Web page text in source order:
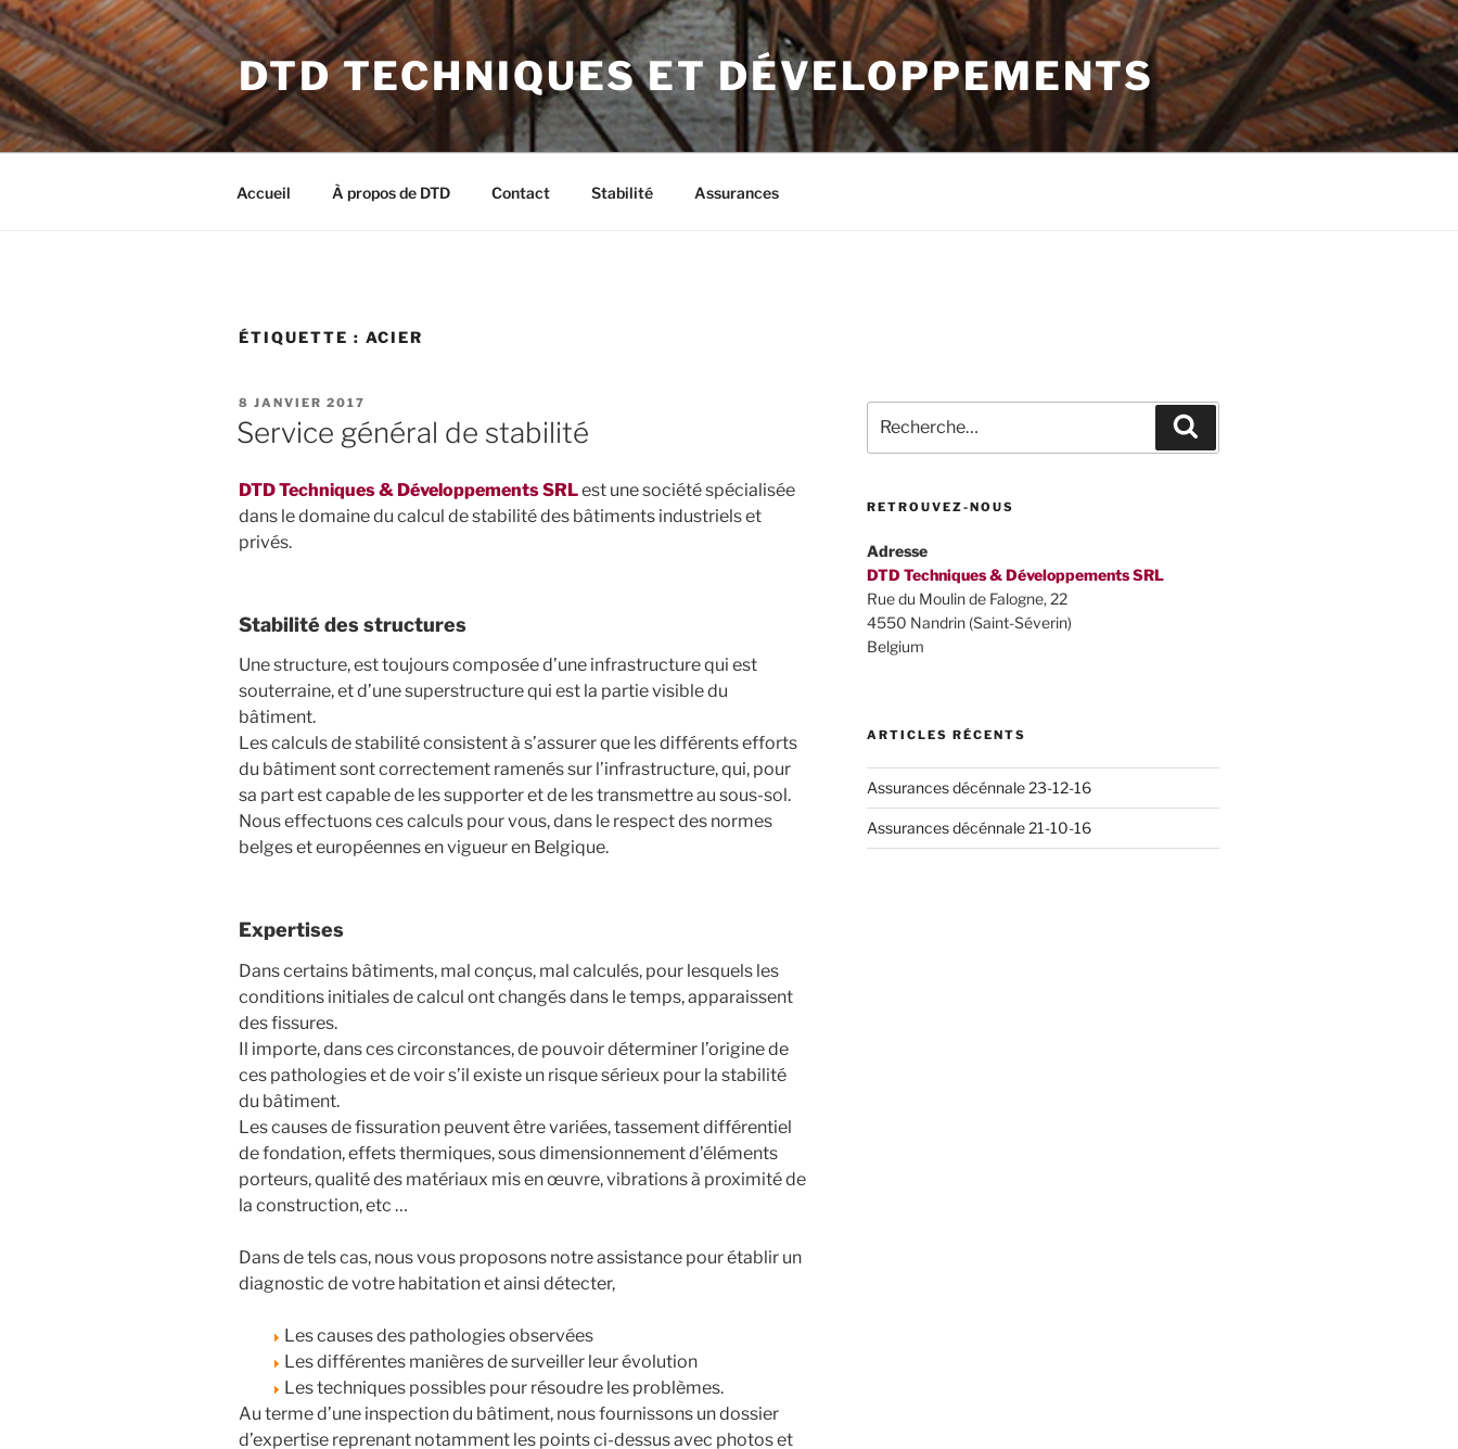
Aller
au
contenu
principal
DTD TECHNIQUES ET DÉVELOPPEMENTS
Accueil À propos de DTD Contact Stabilité Assurances
ÉTIQUETTE : ACIER
PUBLIÉ
LE
8 JANVIER 2017
Service général de stabilité
DTD Techniques & Développements SRLest une société spécialisée
dans le domaine du calcul de stabilité des bâtiments industriels et
privés.
Stabilité des structures
Une structure, est toujours composée d’une infrastructure qui est
souterraine, et d’une superstructure qui est la partie visible du
bâtiment.
Les calculs de stabilité consistent à s’assurer que les différents efforts
du bâtiment sont correctement ramenés sur l’infrastructure, qui, pour
sa part est capable de les supporter et de les transmettre au sous-sol.
Nous effectuons ces calculs pour vous, dans le respect des normes
belges et européennes en vigueur en Belgique.
Expertises
Dans certains bâtiments, mal conçus, mal calculés, pour lesquels les
conditions initiales de calcul ont changés dans le temps, apparaissent
des fissures.
Il importe, dans ces circonstances, de pouvoir déterminer l’origine de
ces pathologies et de voir s’il existe un risque sérieux pour la stabilité
du bâtiment.
Les causes de fissuration peuvent être variées, tassement différentiel
de fondation, effets thermiques, sous dimensionnement d’éléments
porteurs, qualité des matériaux mis en œuvre, vibrations à proximité de
la construction, etc …
Dans de tels cas, nous vous proposons notre assistance pour établir un
diagnostic de votre habitation et ainsi détecter,
Les causes des pathologies observées
Les différentes manières de surveiller leur évolution
Les techniques possibles pour résoudre les problèmes.
Au terme d’une inspection du bâtiment, nous fournissons un dossier
d’expertise reprenant notamment les points ci-dessus avec photos et
pour
:
RETROUVEZ-NOUS
Adresse
DTD Techniques & Développements SRL
Rue du Moulin de Falogne, 22
4550 Nandrin (Saint-Séverin)
Belgium
ARTICLES RÉCENTS
Assurances décénnale 23-12-16
Assurances décénnale 21-10-16